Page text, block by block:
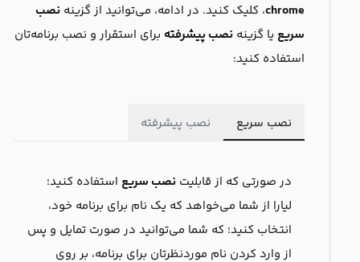
chrome، کلیک کنید. در ادامه، می‌توانید از گزینه نصب
سریع یا گزینه نصب پیشرفته برای استقرار و نصب برنامه‌تان
استفاده کنید:
نصب سریع نصب پیشرفته
در صورتی که از قابلیت نصب سریع استفاده کنید؛
لیارا از شما می‌خواهد که یک ‌نام برای برنامه خود،
انتخاب کنید؛ که شما می‌توانید در صورت تمایل و پس
از وارد کردن نام موردنظرتان برای برنامه، بر روی